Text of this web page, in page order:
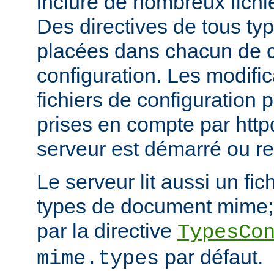
Des directives de tous
placées dans chacun de
configuration. Les
fichiers de configuration
prises en compte par
serveur est démarré ou
Le serveur lit aussi un
types de document
par la directive
mime.types par défaut.